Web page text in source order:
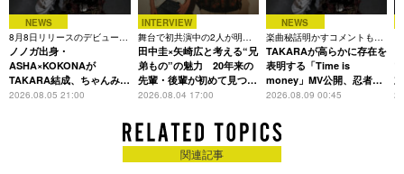
Creative Direction : Tsuyoshi Takahashi
Art Direction & Design: Yudai Osawa
NEWS
8月8日リリースのデビュー曲
は「Time is money」
ノノガ出身・
ASHA×KOKONAが
TAKARA結成、ちゃんみな
主宰レーベル第2弾アーテ
2026.08.05 21:00
INTERVIEW
舞台で初共演中の2人が明か
す、今の自分をつくる恩人の
存在
田中圭×矢崎広と考える“兄
弟もの”の魅力 20年来の
先輩・後輩が初めて見つけ
た互いの共通点とは
2026.08.04 17:00
NEWS
楽曲秘話明かすコメントも到
着、1st EPも8月24日配信へ
TAKARAが高らかに存在を
表明する「Time is
money」MV公開、忍者と
花魁姿で世界観を体現
2026.08.09 00:45
関連記事